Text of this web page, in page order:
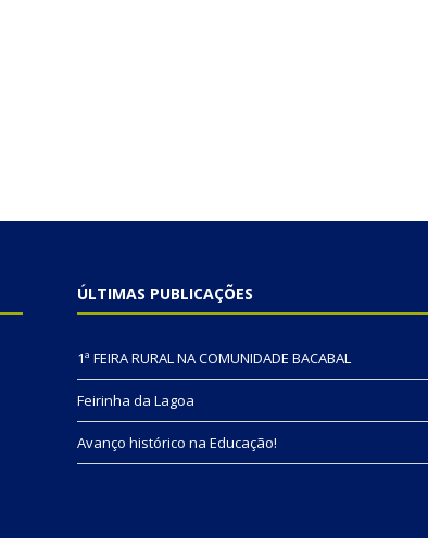
ÚLTIMAS PUBLICAÇÕES
1ª FEIRA RURAL NA COMUNIDADE BACABAL
Feirinha da Lagoa
Avanço histórico na Educação!